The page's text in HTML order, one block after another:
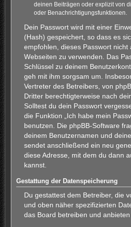
deinen Beiträgen oder explizit von
oder Benachrichtigungsfunktionen.
Dein Passwort wird mit einer
(Hash) gespeichert, so dass es
empfohlen, dieses Passwort nicht
Webseiten zu verwenden. Das
Schlüssel zu deinem
geh mit ihm sorgsam um.
Vertreter des Betreibers, von
Dritter berechtigterweise nach
Solltest du dein Passwort
die Funktion „Ich habe mein
benutzen. Die phpBB-Software
deinem Benutzernamen und
sendet anschließend ein neu
diese Adresse, mit dem du dann
kannst.
Gestattung der Datenspeicherung
Du gestattest dem Betreiber, die
und oben näher spezifizierten
das Board betreiben und anbieten